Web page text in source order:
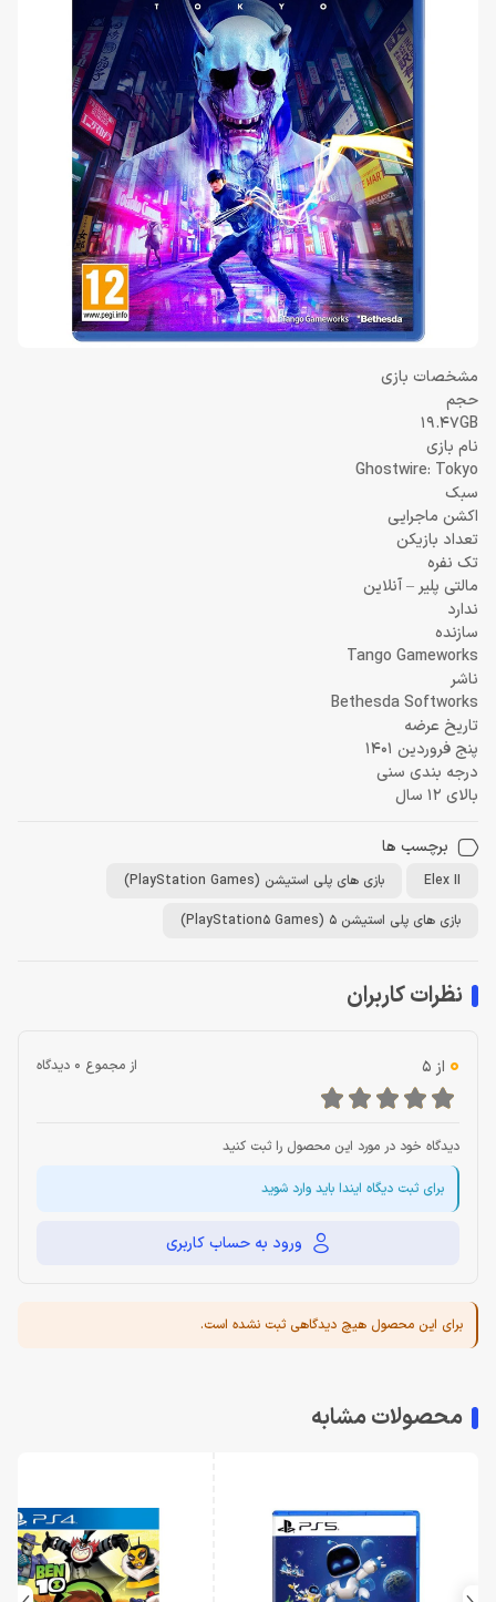
مشخصات بازی
حجم
19.47GB
نام بازی
Ghostwire: Tokyo
سبک
اکشن ماجرایی
تعداد بازیکن
تک نفره
مالتی پلیر – آنلاین
ندارد
سازنده
Tango Gameworks
ناشر
Bethesda Softworks
تاریخ عرضه
پنج فروردین 1401
درجه بندی سنی
بالای 12 سال
برچسب ها
Elex II
بازی های پلی استیشن (PlayStation Games)
بازی های پلی استیشن 5 (PlayStation5 Games)
نظرات کاربران
0 از 5 از مجموع 0 دیدگاه
دیدگاه خود در مورد این محصول را ثبت کنید
برای ثبت دیگاه ایندا باید وارد شوید
ورود به حساب کاربری
برای این محصول هیچ دیدگاهی ثبت نشده است.
محصولات مشابه